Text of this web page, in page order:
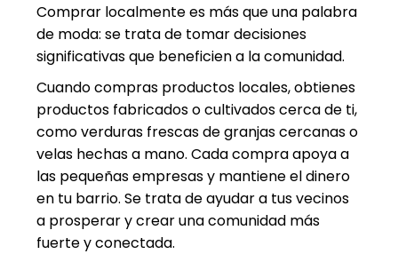
Comprar localmente es más que una palabra
de moda: se trata de tomar decisiones
significativas que beneficien a la comunidad.
Cuando compras productos locales, obtienes
productos fabricados o cultivados cerca de ti,
como verduras frescas de granjas cercanas o
velas hechas a mano. Cada compra apoya a
las pequeñas empresas y mantiene el dinero
en tu barrio. Se trata de ayudar a tus vecinos
a prosperar y crear una comunidad más
fuerte y conectada.